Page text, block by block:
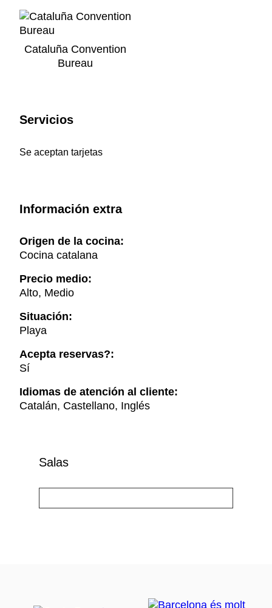
Cataluña Convention
Bureau
Servicios
Se aceptan tarjetas
Información extra
Origen de la cocina:
Cocina catalana
Precio medio:
Alto, Medio
Situación:
Playa
Acepta reservas?:
Sí
Idiomas de atención al cliente:
Catalán, Castellano, Inglés
Salas